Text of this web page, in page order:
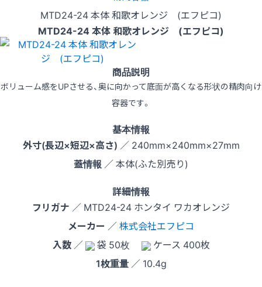
MTD24-24 本体 和歌オレンジ (エフピコ)
MTD24-24 本体 和歌オレンジ (エフピコ)
商品説明
ボリューム感をUPさせる、奥に向かって底面が高くなる形状の精肉向け
容器です。
基本情報
外寸(長辺×短辺×高さ) ／ 240mm×240mm×27mm
蓋情報 ／ 本体(ふた別売り)
詳細情報
フリガナ ／ MTD24-24 ホンタイ ワカオレンジ
メーカー ／株式会社エフピコ
入数／ 袋 50枚
ケース 400枚
1枚重量／ 10.4g